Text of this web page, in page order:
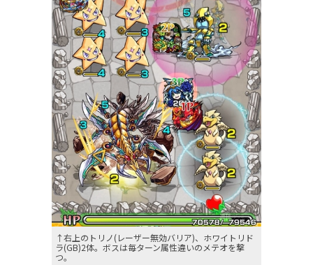
↑右上のトリノ(レーザー無効バリア)、ホワイトリド
ラ(GB)2体。ボスは毎ターン属性違いのメテオを撃
つ。